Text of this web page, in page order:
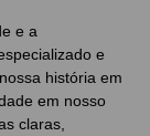
e a
e
história em
em nosso
claras,